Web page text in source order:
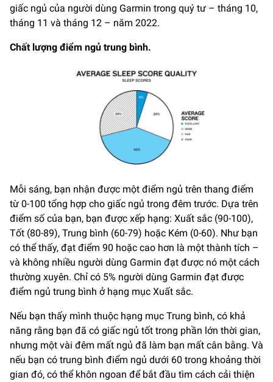
giấc ngủ của người dùng Garmin trong quý tư – tháng 10,
tháng 11 và tháng 12 – năm 2022.
Chất lượng điểm ngủ trung bình.
Mỗi sáng, bạn nhận được một điểm ngủ trên thang điểm
từ 0-100 tổng hợp cho giấc ngủ trong đêm trước. Dựa trên
điểm số của bạn, bạn được xếp hạng: Xuất sắc (90-100),
Tốt (80-89), Trung bình (60-79) hoặc Kém (0-60). Như bạn
có thể thấy, đạt điểm 90 hoặc cao hơn là một thành tích –
và không nhiều người dùng Garmin đạt được nó một cách
thường xuyên. Chỉ có 5% người dùng Garmin đạt được
điểm ngủ trung bình ở hạng mục Xuất sắc.
Nếu bạn thấy mình thuộc hạng mục Trung bình, có khả
năng rằng bạn đã có giấc ngủ tốt trong phần lớn thời gian,
nhưng một vài đêm mất ngủ đã làm bạn mất cân bằng. Và
nếu bạn có trung bình điểm ngủ dưới 60 trong khoảng thời
gian đó, có thể khôn ngoan để bắt đầu tìm cách cải thiện